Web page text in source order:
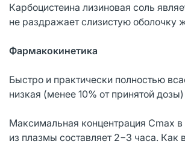
Карбоцистеина лизиновая соль
не раздражает слизистую оболочку
Фармакокинетика
Быстро и практически полностью
низкая (менее 10% от принятой
Максимальная концентрация Cmax
из плазмы составляет 2−3 часа. Как